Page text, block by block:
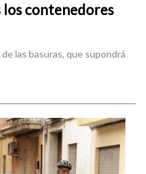
contenedores
las basuras, que supondrá